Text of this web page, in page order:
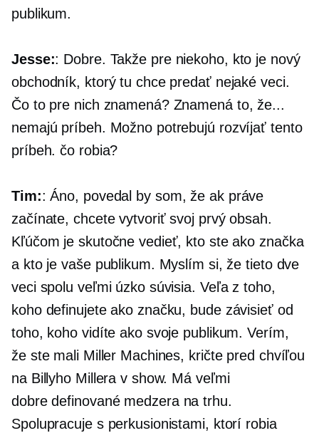
publikum.
Jesse:: Dobre. Takže pre niekoho, kto je nový
obchodník, ktorý tu chce predať nejaké veci.
Čo to pre nich znamená? Znamená to, že...
nemajú príbeh. Možno potrebujú rozvíjať tento
príbeh. čo robia?
Tim:: Áno, povedal by som, že ak práve
začínate, chcete vytvoriť svoj prvý obsah.
Kľúčom je skutočne vedieť, kto ste ako značka
a kto je vaše publikum. Myslím si, že tieto dve
veci spolu veľmi úzko súvisia. Veľa z toho,
koho definujete ako značku, bude závisieť od
toho, koho vidíte ako svoje publikum. Verím,
že ste mali Miller Machines, kričte pred chvíľou
na Billyho Millera v show. Má veľmi
dobre definovanémedzera na trhu.
Spolupracuje s perkusionistami, ktorí robia